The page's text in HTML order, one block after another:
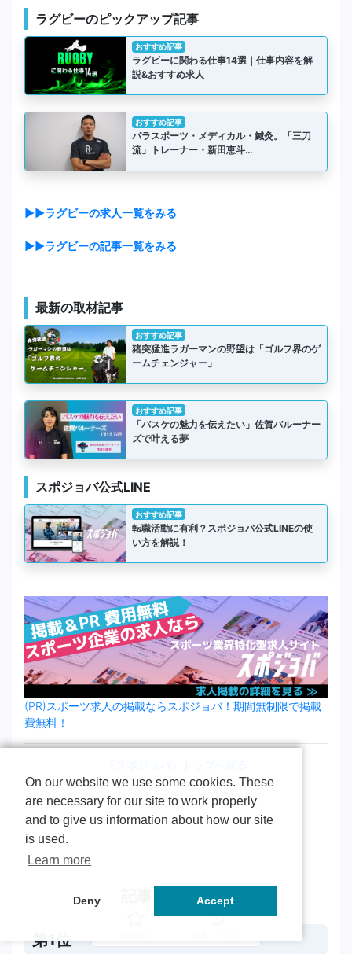
ラグビーのピックアップ記事
おすすめ記事
ラグビーに関わる仕事14選｜仕事内容を解
説&おすすめ求人
おすすめ記事
パラスポーツ・メディカル・鍼灸。「三刀
流」トレーナー・新田恵斗…
▶▶ラグビーの求人一覧をみる
▶▶ラグビーの記事一覧をみる
最新の取材記事
おすすめ記事
猪突猛進ラガーマンの野望は「ゴルフ界のゲ
ームチェンジャー」
おすすめ記事
「バスケの魅力を伝えたい」佐賀バルーナー
ズで叶える夢
スポジョバ公式LINE
おすすめ記事
転職活動に有利？スポジョバ公式LINEの使
い方を解説！
(PR)スポーツ求人の掲載ならスポジョバ！期間無制限で掲載
費無料！
記事ランキング
第1位
On our website we use some cookies. These
are necessary for our site to work properly
and to give us information about how our site
is used.
Learn more
Deny Accept